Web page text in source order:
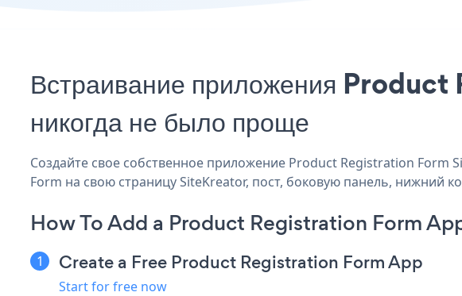
Встраивание приложения
никогда не было проще
Создайте свое собственное приложение Product Registration Form
Form на свою страницу SiteKreator, пост, боковую панель, нижний
How To Add a Product Registration Form
Create a Free Product Registration Form App
Start for free now